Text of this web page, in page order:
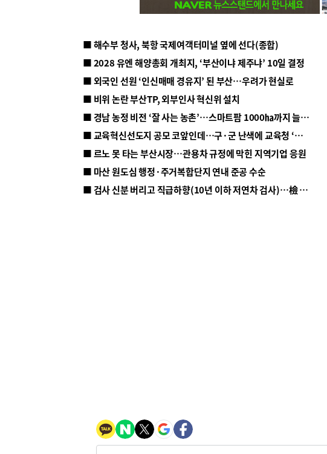
■ 해수부 청사, 북항 국제여객터미널 옆에 선다(종합)
■ 2028 유엔 해양총회 개최지, ‘부산이냐 제주냐’ 10일 결정
■ 외국인 선원 ‘인신매매 경유지’ 된 부산…우려가 현실로
■ 비위 논란 부산TP, 외부인사 혁신위 설치
■ 경남 농정 비전 ‘잘 사는 농촌’…스마트팜 1000㏊까지 늘린다
■ 교육혁신선도지 공모 코앞인데…구·군 난색에 교육청 ‘쩔쩔’
■ 르노 못 타는 부산시장…관용차 규정에 막힌 지역기업 응원
■ 마산 원도심 행정·주거복합단지 연내 준공 수순
■ 검사 신분 버리고 직급하향(10년 이하 저연차 검사)…檢 중수청행 기피